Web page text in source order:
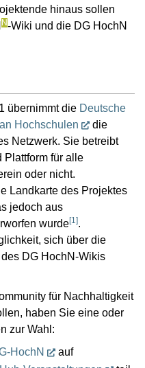
hinaus sollen
N-Wiki und die DG HochN
übernimmt die Deutsche
Hochschulen
die
Netzwerk. Sie betreibt
Plattform für alle
oder nicht.
Landkarte des Projektes
jedoch aus
wurde[1].
sich über die
DG HochN-Wikis
für Nachhaltigkeit
haben Sie eine oder
zur Wahl:
HochN
auf